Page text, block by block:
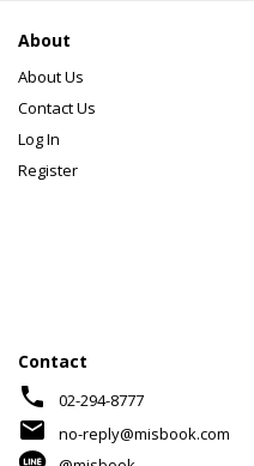
About
About Us
Contact Us
Log In
Register
Contact
phone 02-294-8777
mail
no-reply@misbook.com